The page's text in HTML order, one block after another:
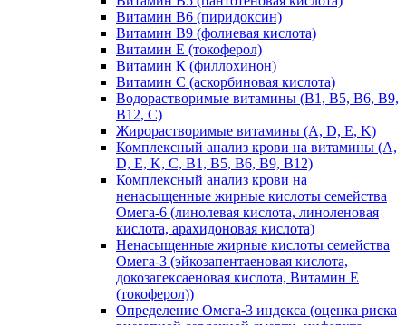
Витамин В6 (пиридоксин)
Витамин В9 (фолиевая кислота)
Витамин Е (токоферол)
Витамин К (филлохинон)
Витамин С (аскорбиновая кислота)
Водорастворимые витамины (B1, B5, B6, В9,
В12, С)
Жирорастворимые витамины (A, D, E, K)
Комплексный анализ крови на витамины (A,
D, E, K, C, B1, B5, B6, В9, B12)
Комплексный анализ крови на
ненасыщенные жирные кислоты семейства
Омега-6 (линолевая кислота, линоленовая
кислота, арахидоновая кислота)
Ненасыщенные жирные кислоты семейства
Омега-3 (эйкозапентаеновая кислота,
докозагексаеновая кислота, Витамин E
(токоферол))
Определение Омега-3 индекса (оценка риска